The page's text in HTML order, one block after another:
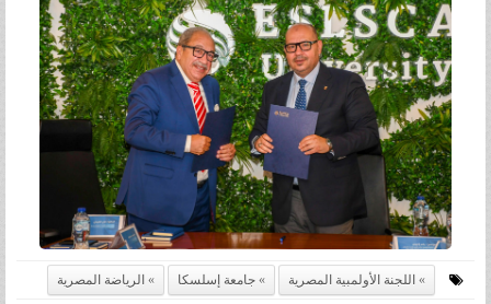
اللجنة الأولمبية المصرية جامعة إسلسكا الرياضة المصرية